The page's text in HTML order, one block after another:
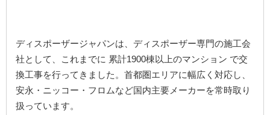
ディスポーザージャパンは、ディスポーザー専門の施工会
社として、これまでに 累計1900棟以上のマンション で交
換工事を行ってきました。首都圏エリアに幅広く対応し、
安永・ニッコー・フロムなど国内主要メーカーを常時取り
扱っています。